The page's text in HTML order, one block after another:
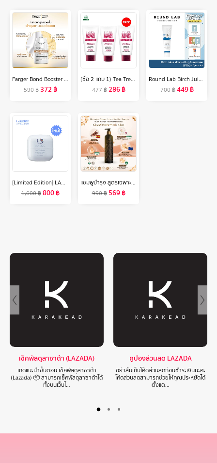
Farger Bond Booster ตัวบูสแกนผม ทรีทเม้นท์เชื่อมแกน กู้ผมเสีย
590฿ 372฿
(ซื้อ 2 แถม 1) Tea Tree ที ทรี โฟมล้างหน้า ไวท์เทนนิ่ง ขนาด 4.8 ออนซ์ Whitening Facial Foam ผิวนุ่มชุ่มชื่น ดูกระจ่างใส 2 Free 1
477฿286฿
Round Lab Birch Juice Moisturizing Sunscreen SPF50+ PA++++
700฿449฿
[Limited Edition] LANEIGE x HELLO KITTY Water Bank Blue Hyaluronic Gel Cream 50ml ลาเนจ วอเตอร์ แบงค์ บลู ไฮยาลูโรนิค เจล ครีม
1,600฿800฿
แชมพูบำรุง สูตรเฉพาะหอมเกศ(Hommkesa Natural Color Shampoo ขนาด340ml.)
990฿ 569฿
เช็คพัสดุลาซาด้า (LAZADA)
เกดแนะนำขั้นตอน เช็คพัสดุลาซาด้า
(Lazada) 📦 สามารถเช็คพัสดุลาซาด้าได้
ทั้งบนเว็บไ…
คูปองส่วนลด LAZADA
อย่าลืมเก็บโค้ดส่วนลดก่อนชำระเงินนะคะ
โค้ดส่วนลดสามารถช่วยให้คุณประหยัดได้
ตั้งแต…